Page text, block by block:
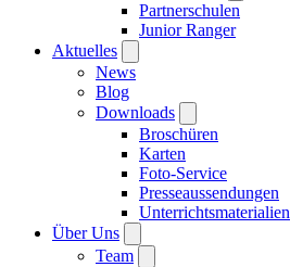
Partnerschulen
Junior Ranger
Aktuelles
News
Blog
Downloads
Broschüren
Karten
Foto-Service
Presseaussendungen
Unterrichtsmaterialien
Über Uns
Team